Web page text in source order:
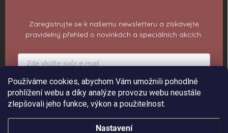
Používáme cookies, abychom Vám umožnili pohodlné
prohlížení webu a díky analýze provozu webu neustále
zlepšovali jeho funkce, výkon a použitelnost.
Nastavení
Zaregistrujte se k našemu newsletteru a získávejte
pravidelný přehled o novinkách a speciálních akcích.
PŘIHLÁSIT K ODBĚRU